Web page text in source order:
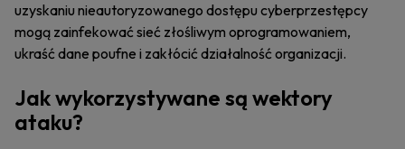
uzyskaniu nieautoryzowanego dostępu cyberprzestępcy
mogą zainfekować sieć złośliwym oprogramowaniem,
ukraść dane poufne i zakłócić działalność organizacji.
Jak wykorzystywane są wektory
ataku?